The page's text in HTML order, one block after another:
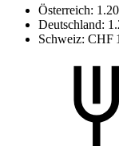
Österreich:
Deutschland:
Schweiz: CHF